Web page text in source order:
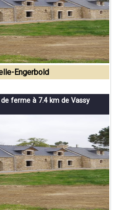
Engerbold
ferme à 7.4 km de Vassy